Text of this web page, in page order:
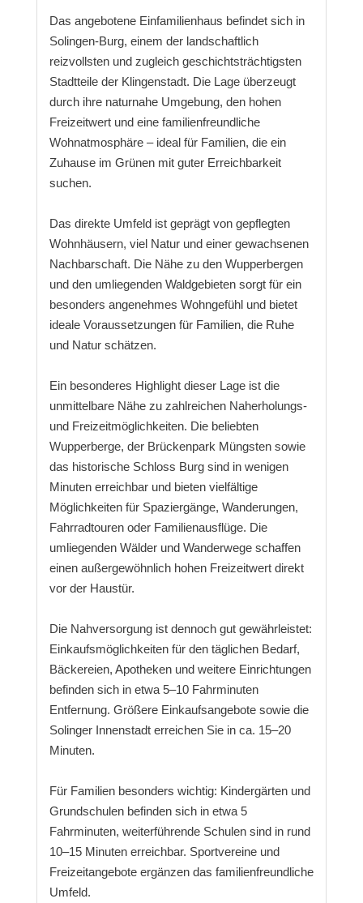
Das angebotene Einfamilienhaus befindet sich in
Solingen-Burg, einem der landschaftlich
reizvollsten und zugleich geschichtsträchtigsten
Stadtteile der Klingenstadt. Die Lage überzeugt
durch ihre naturnahe Umgebung, den hohen
Freizeitwert und eine familienfreundliche
Wohnatmosphäre – ideal für Familien, die ein
Zuhause im Grünen mit guter Erreichbarkeit
suchen.
Das direkte Umfeld ist geprägt von gepflegten
Wohnhäusern, viel Natur und einer gewachsenen
Nachbarschaft. Die Nähe zu den Wupperbergen
und den umliegenden Waldgebieten sorgt für ein
besonders angenehmes Wohngefühl und bietet
ideale Voraussetzungen für Familien, die Ruhe
und Natur schätzen.
Ein besonderes Highlight dieser Lage ist die
unmittelbare Nähe zu zahlreichen Naherholungs-
und Freizeitmöglichkeiten. Die beliebten
Wupperberge, der Brückenpark Müngsten sowie
das historische Schloss Burg sind in wenigen
Minuten erreichbar und bieten vielfältige
Möglichkeiten für Spaziergänge, Wanderungen,
Fahrradtouren oder Familienausflüge. Die
umliegenden Wälder und Wanderwege schaffen
einen außergewöhnlich hohen Freizeitwert direkt
vor der Haustür.
Die Nahversorgung ist dennoch gut gewährleistet:
Einkaufsmöglichkeiten für den täglichen Bedarf,
Bäckereien, Apotheken und weitere Einrichtungen
befinden sich in etwa 5–10 Fahrminuten
Entfernung. Größere Einkaufsangebote sowie die
Solinger Innenstadt erreichen Sie in ca. 15–20
Minuten.
Für Familien besonders wichtig: Kindergärten und
Grundschulen befinden sich in etwa 5
Fahrminuten, weiterführende Schulen sind in rund
10–15 Minuten erreichbar. Sportvereine und
Freizeitangebote ergänzen das familienfreundliche
Umfeld.